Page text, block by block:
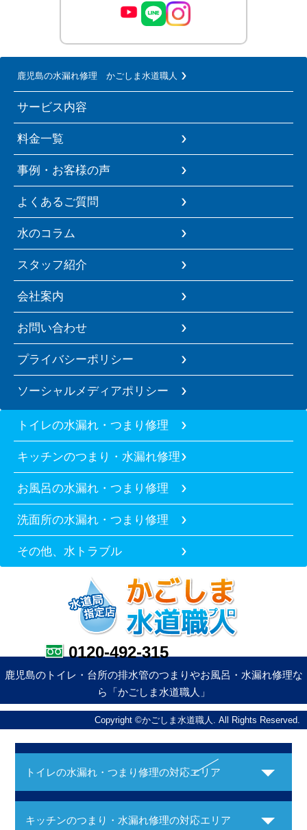
鹿児島の水漏れ修理 かごしま水道職人
サービス内容
料金一覧
事例・お客様の声
よくあるご質問
水のコラム
スタッフ紹介
会社案内
お問い合わせ
プライバシーポリシー
ソーシャルメディアポリシー
トイレの水漏れ・つまり修理
キッチンのつまり・水漏れ修理
お風呂の水漏れ・つまり修理
洗面所の水漏れ・つまり修理
その他、水トラブル
0120-492-315
鹿児島のトイレ・台所の排水管のつまりやお風呂・水漏れ修理な
ら「かごしま水道職人」
Copyright ©かごしま水道職人. All Rights Reserved.
トイレの水漏れ・つまり修理の対応エリア
キッチンのつまり・水漏れ修理の対応エリア